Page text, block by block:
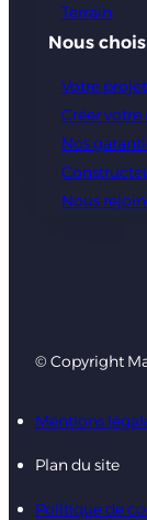
Terrain
Nous
Votre projet
Créer
Nos
Nous
© Copyright
Mentions
Plan du site
Politique de